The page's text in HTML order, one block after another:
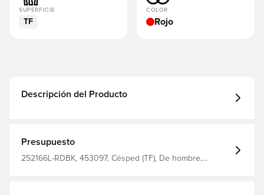
SUPERFICIE
TF
COLOR
Rojo
Descripción del Producto
Presupuesto
252166L-RDBK, 453097, Césped (TF), De hombre,